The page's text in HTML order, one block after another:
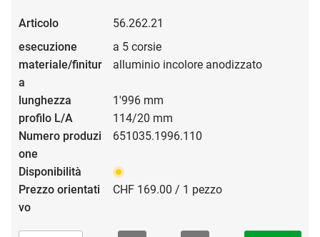
56.262.21
a 5 corsie
alluminio incolore anodizzato
1'996 mm
114/20 mm
651035.1996.110
CHF 169.00 / 1 pezzo